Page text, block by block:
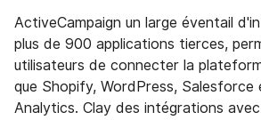
ActiveCampaign un large éventail
plus de 900 applications tierces,
utilisateurs de connecter la
que Shopify, WordPress, Salesforce
Analytics. Clay des intégrations